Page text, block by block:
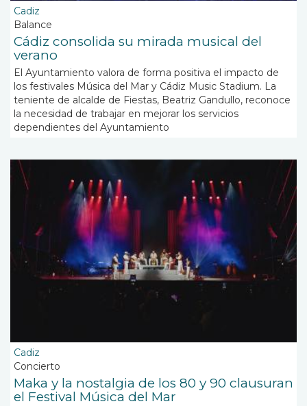
Cadiz
Balance
Cádiz consolida su mirada musical del
verano
El Ayuntamiento valora de forma positiva el impacto de
los festivales Música del Mar y Cádiz Music Stadium. La
teniente de alcalde de Fiestas, Beatriz Gandullo, reconoce
la necesidad de trabajar en mejorar los servicios
dependientes del Ayuntamiento
Cadiz
Concierto
Maka y la nostalgia de los 80 y 90 clausuran
el Festival Música del Mar